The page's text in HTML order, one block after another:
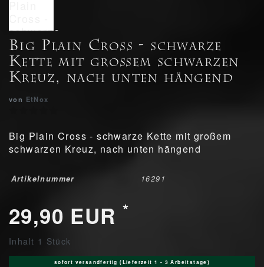
Big Plain Cross - schwarze
Kette mit großem schwarzen
Kreuz, nach unten hängend
von EtNox
Big Plain Cross - schwarze Kette mit großem
schwarzen Kreuz, nach unten hängend
Artikelnummer 16291
29,90 EUR *
Inhalt 1 Stück
sofort versandfertig (Lieferzeit 1 - 3 Arbeitstage)